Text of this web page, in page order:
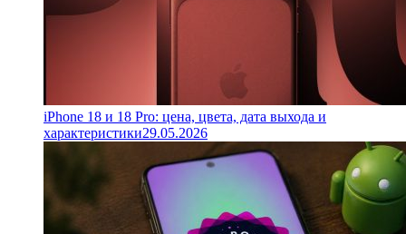
iPhone 18 и 18 Pro: цена, цвета, дата выхода и
характеристики29.05.2026